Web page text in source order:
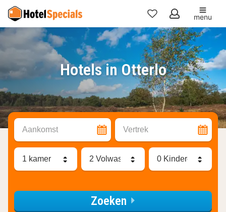
Mijn
favorieten
menu
Hotels in Otterlo
Aankomst Vertrek
Zoeken